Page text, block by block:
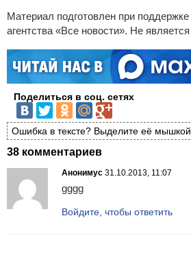
Материал подготовлен при
агентства «Все новости». Не
Поделиться в соц. сетях
Ошибка в тексте? Выделите её
38 комментариев
Анонимус 31.10.2013, 11:07
gggg
Войдите, чтобы ответить